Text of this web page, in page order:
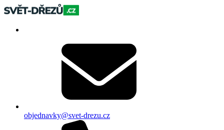
objednavky@svet-drezu.cz